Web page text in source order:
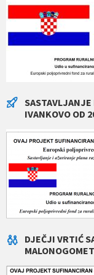
IVANKOVO OD
DJEČJI VRTIĆ